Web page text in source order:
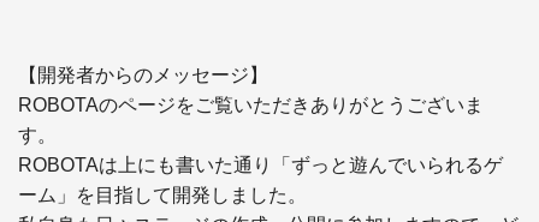
【開発者からのメッセージ】
ROBOTAのページをご覧いただきありがとうございま
す。
ROBOTAは上にも書いた通り「ずっと遊んでいられるゲ
ーム」を目指して開発しました。